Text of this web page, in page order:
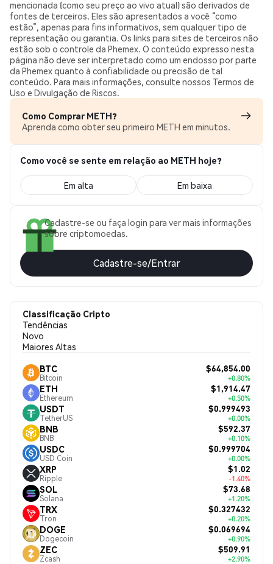
mencionada (como seu preço ao vivo atual) são derivados de
fontes de terceiros. Eles são apresentados a você “como
estão”, apenas para fins informativos, sem qualquer tipo de
representação ou garantia. Os links para sites de terceiros não
estão sob o controle da Phemex. O conteúdo expresso nesta
página não deve ser interpretado como um endosso por parte
da Phemex quanto à confiabilidade ou precisão de tal
conteúdo. Para mais informações, consulte nossos Termos de
Uso e Divulgação de Riscos.
Como Comprar METH?
Aprenda como obter seu primeiro METH em minutos.
Como você se sente em relação ao METH hoje?
Em alta Em baixa
Cadastre-se ou faça login para ver mais informações
sobre criptomoedas.
Cadastre-se/Entrar
Classificação Cripto
Tendências
Novo
Maiores Altas
BTC
Bitcoin
$64,854.00
+0.80%
ETH
Ethereum
$1,914.47
+0.50%
USDT
TetherUS
$0.999493
+0.00%
BNB
BNB
$592.37
+0.10%
USDC
USD Coin
$0.999704
+0.00%
XRP
Ripple
$1.02
-1.40%
SOL
Solana
$73.68
+1.20%
TRX
Tron
$0.327432
+0.20%
DOGE
Dogecoin
$0.069694
+0.90%
ZEC
Zcash
$509.91
+2.90%